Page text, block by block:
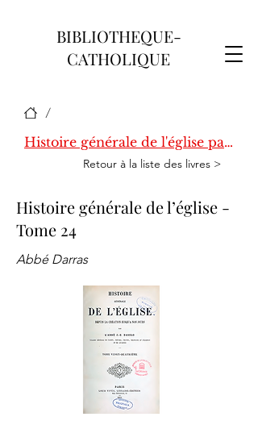
BIBLIOTHEQUE-
CATHOLIQUE
/
Histoire générale de l'église par Darras
Retour à la liste des livres >
Histoire générale de l’église -
Tome 24
Abbé Darras